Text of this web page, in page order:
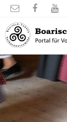
  